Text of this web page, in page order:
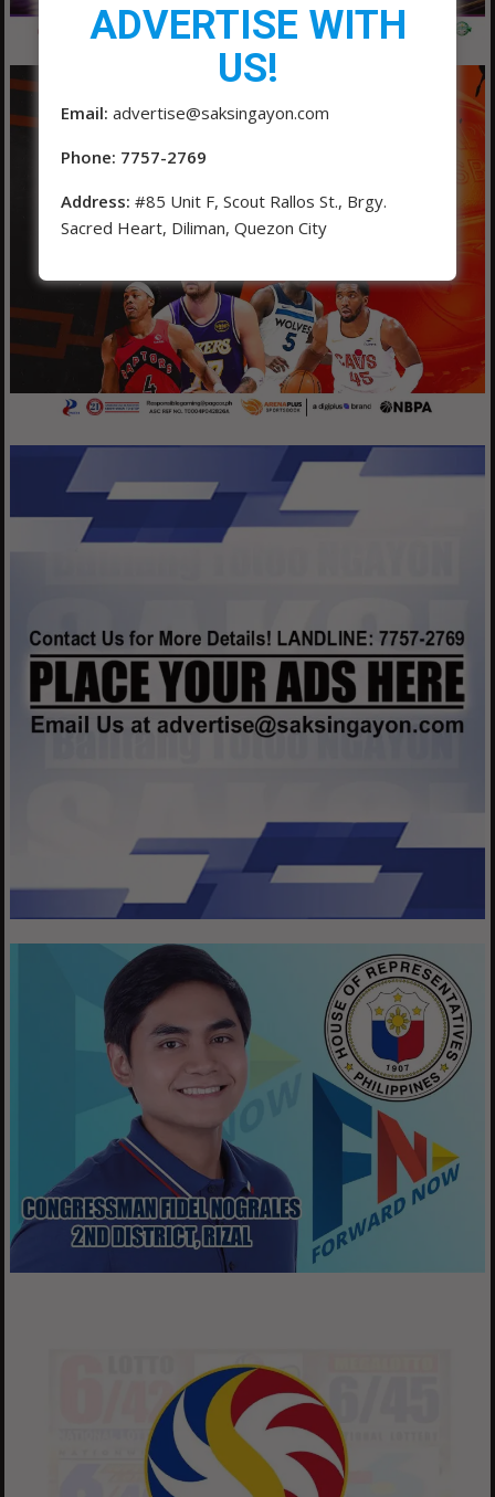
ADVERTISE WITH
US!
Email: advertise@saksingayon.com
Phone: 7757-2769
Address: #85 Unit F, Scout Rallos St., Brgy.
Sacred Heart, Diliman, Quezon City